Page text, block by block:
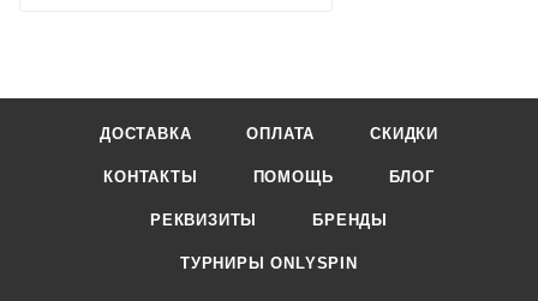
ДОСТАВКА ОПЛАТА СКИДКИ
КОНТАКТЫ ПОМОЩЬ БЛОГ
РЕКВИЗИТЫ БРЕНДЫ
ТУРНИРЫ ONLYSPIN